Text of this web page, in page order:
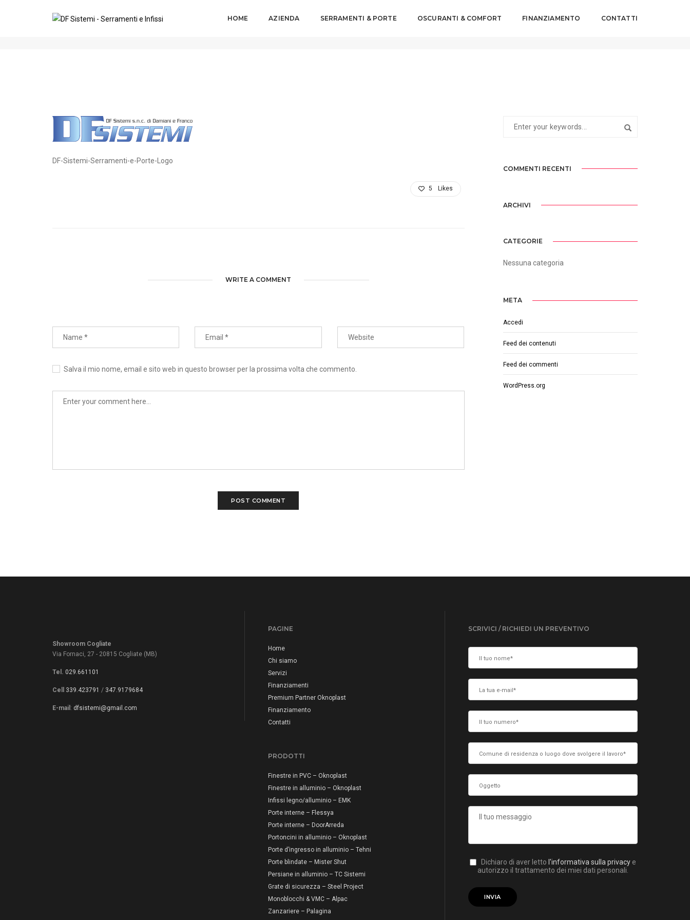
HOME AZIENDA SERRAMENTI & PORTE OSCURANTI & COMFORT FINANZIAMENTO CONTATTI
DF-Sistemi-Serramenti-e-Porte-Logo
DF-Sistemi-Serramenti-e-Porte-Logo
5 Likes
WRITE A COMMENT
Salva il mio nome, email e sito web in questo browser per la prossima volta che commento.
COMMENTI RECENTI
ARCHIVI
CATEGORIE
Nessuna categoria
META
Accedi
Feed dei contenuti
Feed dei commenti
WordPress.org
Showroom Cogliate
Via Fornaci, 27 - 20815 Cogliate (MB)
Tel. 029.661101
Cell 339.423791 / 347.9179684
E-mail : dfsistemi@gmail.com
PAGINE
Home
Chi siamo
Servizi
Finanziamenti
Premium Partner Oknoplast
Finanziamento
Contatti
PRODOTTI
Finestre in PVC – Oknoplast
Finestre in alluminio – Oknoplast
Infissi legno/alluminio – EMK
Porte interne – Flessya
Porte interne – DoorArreda
Portoncini in alluminio – Oknoplast
Porte d’ingresso in alluminio – Tehni
Porte blindate – Mister Shut
Persiane in alluminio – TC Sistemi
Grate di sicurezza – Steel Project
Monoblocchi & VMC – Alpac
Zanzariere – Palagina
SCRIVICI / RICHIEDI UN PREVENTIVO
Dichiaro di aver letto l'informativa sulla privacy e
autorizzo il trattamento dei miei dati personali.